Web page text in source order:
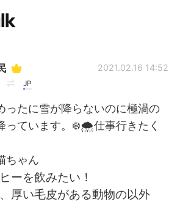
intercambio de idiomas
简体中文
JP
2021.02.16 14:52
ったに雪が降らないのに極渦の
っています。❄️🌨仕事行きたく
ちゃん
ーを飲みたい！
厚い毛皮がある動物の以外